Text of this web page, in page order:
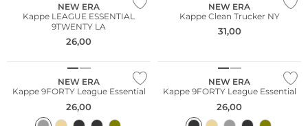
NEW ERA
Kappe LEAGUE ESSENTIAL
9TWENTY LA
26,00
NEW ERA
Kappe Clean Trucker NY
31,00
NEW ERA
Kappe 9FORTY League Essential
26,00
NEW ERA
Kappe 9FORTY League Essential
26,00